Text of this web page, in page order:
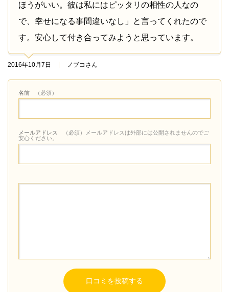
ほうがいい。彼は私にはピッタリの相性の人なの
で、幸せになる事間違いなし」と言ってくれたので
す。安心して付き合ってみようと思っています。
2016年10月7日 ノブコさん
名前 （必須）
メールアドレス
（必須）メールアドレスは外部には公開されませんのでご
安心ください。